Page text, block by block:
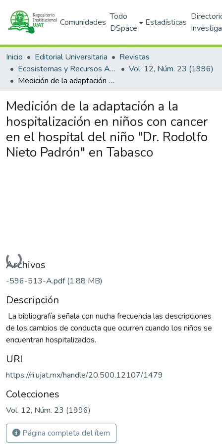
Comunidades
Todo
DSpace
Estadísticas
Inicio Editorial Universitaria
Revistas
Ecosistemas y Recursos Agropecuarios
Vol. 12, Núm. 23 (1996)
Medición de la adaptación a la hospitalización en niños con cancer en el hospital del niño "Dr. Rodolfo Nieto Padrón" en Tabasco
Medición de la adaptación a la
hospitalización en niños con cancer
en el hospital del niño "Dr. Rodolfo
Nieto Padrón" en Tabasco
Cargando...
Archivos
-596-513-A.pdf(1.88 MB)
Descripción
La bibliografía señala con nucha frecuencia las descripciones
de los cambios de conducta que ocurren cuando los niños se
encuentran hospitalizados.
URI
https://ri.ujat.mx/handle/20.500.12107/1479
Colecciones
Vol. 12, Núm. 23 (1996)
Página completa del ítem